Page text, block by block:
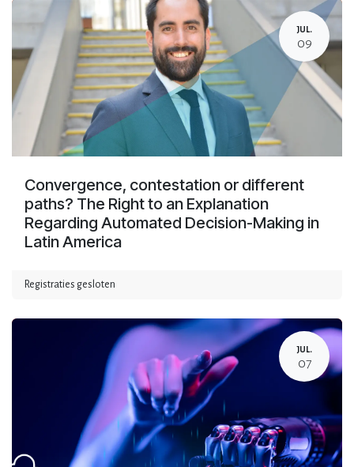
JUL.
09
Convergence, contestation or different
paths? The Right to an Explanation
Regarding Automated Decision-Making in
Latin America
Registraties gesloten
JUL.
07